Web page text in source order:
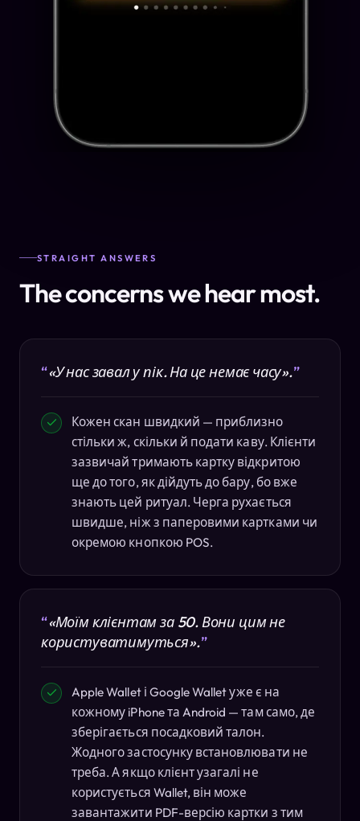
STRAIGHT ANSWERS
The concerns we hear most.
«У нас завал у пік. На це немає часу».
Кожен скан швидкий — приблизно
стільки ж, скільки й подати каву. Клієнти
зазвичай тримають картку відкритою
ще до того, як дійдуть до бару, бо вже
знають цей ритуал. Черга рухається
швидше, ніж з паперовими картками чи
окремою кнопкою POS.
«Моїм клієнтам за 50. Вони цим не
користуватимуться».
Apple Wallet і Google Wallet уже є на
кожному iPhone та Android — там само, де
зберігається посадковий талон.
Жодного застосунку встановлювати не
треба. А якщо клієнт узагалі не
користується Wallet, він може
завантажити PDF-версію картки з тим